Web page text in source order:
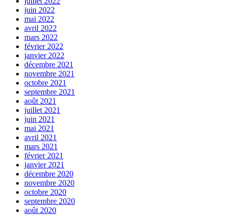
juin 2022
mai 2022
avril 2022
mars 2022
février 2022
janvier 2022
décembre 2021
novembre 2021
octobre 2021
septembre 2021
août 2021
juillet 2021
juin 2021
mai 2021
avril 2021
mars 2021
février 2021
janvier 2021
décembre 2020
novembre 2020
octobre 2020
septembre 2020
août 2020